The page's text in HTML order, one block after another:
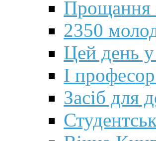
Прощання
2350
Цей день
І
Засіб для